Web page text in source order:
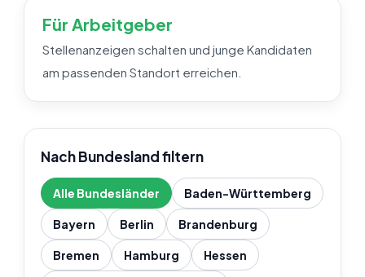
Für Arbeitgeber
Stellenanzeigen schalten und junge Kandidaten
am passenden Standort erreichen.
Nach Bundesland filtern
Alle Bundesländer Baden-Württemberg
Bayern Berlin Brandenburg
Bremen Hamburg Hessen